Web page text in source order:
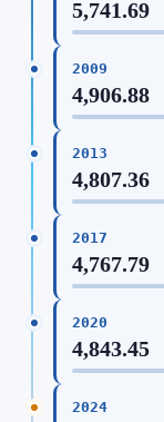
5,741.69
2009
4,906.88
2013
4,807.36
2017
4,767.79
2020
4,843.45
2024